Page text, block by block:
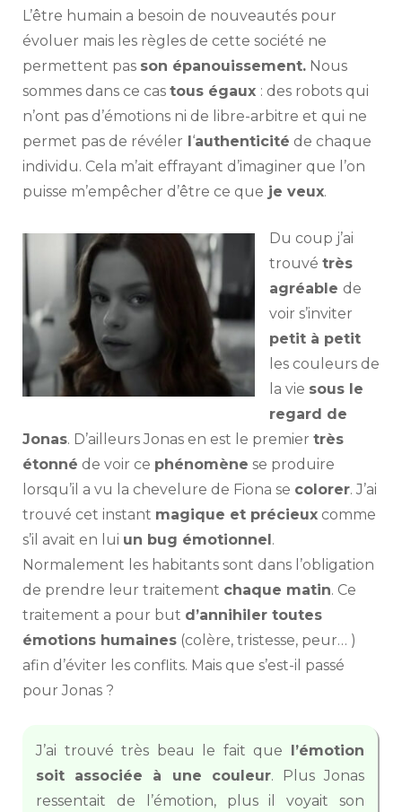
L’être humain a besoin de nouveautés pour
évoluer mais les règles de cette société ne
permettent pas son épanouissement. Nous
sommes dans ce cas tous égaux : des robots qui
n’ont pas d’émotions ni de libre-arbitre et qui ne
permet pas de révéler
‘authenticité de chaque
individu. Cela m’ait effrayant d’imaginer que l’on
puisse m’empêcher d’être ce que je veux.
Du coup j’ai
trouvé très
agréable de
voir s’inviter
petit à petit
les couleurs de
la vie sous le
regard de
Jonas. D’ailleurs Jonas en est le premier très
étonné de voir ce phénomène se produire
lorsqu’il a vu la chevelure de Fiona se colorer. J’ai
trouvé cet instant magique et précieux comme
s’il avait en lui un bug émotionnel .
Normalement les habitants sont dans l’obligation
de prendre leur traitement chaque matin. Ce
traitement a pour but d’annihiler toutes
émotions humaines (colère, tristesse, peur… )
afin d’éviter les conflits. Mais que s’est-il passé
pour Jonas ?
J’ai trouvé très beau le fait que
l’émotion
soit associée à une couleur. Plus Jonas
ressentait de l’émotion, plus il voyait son